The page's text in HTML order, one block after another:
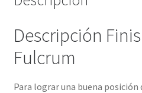
Descripción
Fulcrum
Para lograr una buena